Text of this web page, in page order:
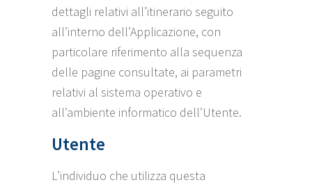
dettagli relativi all’itinerario seguito
all’interno dell’Applicazione, con
particolare riferimento alla sequenza
delle pagine consultate, ai parametri
relativi al sistema operativo e
all’ambiente informatico dell’Utente.
Utente
L’individuo che utilizza questa